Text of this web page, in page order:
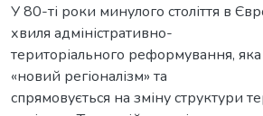
У 80-ті роки минулого століття в
хвиля адміністративно-
територіального реформування,
«новий регіоналізм» та
спрямовується на зміну структури